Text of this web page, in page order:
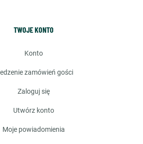
TWOJE KONTO
konto
zamówień gości
zaloguj się
utwórz konto
moje powiadomienia